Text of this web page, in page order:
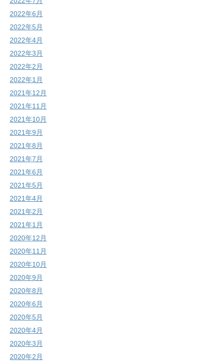
2022年6月
2022年5月
2022年4月
2022年3月
2022年2月
2022年1月
2021年12月
2021年11月
2021年10月
2021年9月
2021年8月
2021年7月
2021年6月
2021年5月
2021年4月
2021年2月
2021年1月
2020年12月
2020年11月
2020年10月
2020年9月
2020年8月
2020年6月
2020年5月
2020年4月
2020年3月
2020年2月